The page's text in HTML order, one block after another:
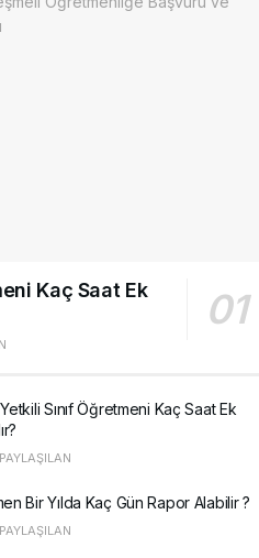
Kaç Saat Ek
Sınıf Öğretmeni Kaç Saat Ek
Bir Yılda Kaç Gün Rapor Alabilir ?